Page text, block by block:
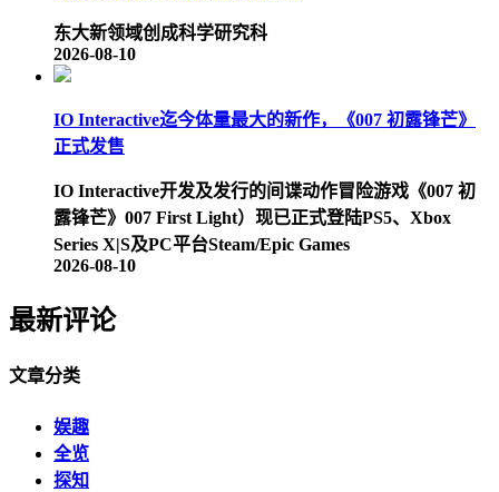
东大新领域创成科学研究科
2026-08-10
IO Interactive迄今体量最大的新作，《007 初露锋芒》
正式发售
IO Interactive开发及发行的间谍动作冒险游戏《007 初
露锋芒》007 First Light）现已正式登陆PS5、Xbox
Series X|S及PC平台Steam/Epic Games
2026-08-10
最新评论
文章分类
娱趣
全览
探知